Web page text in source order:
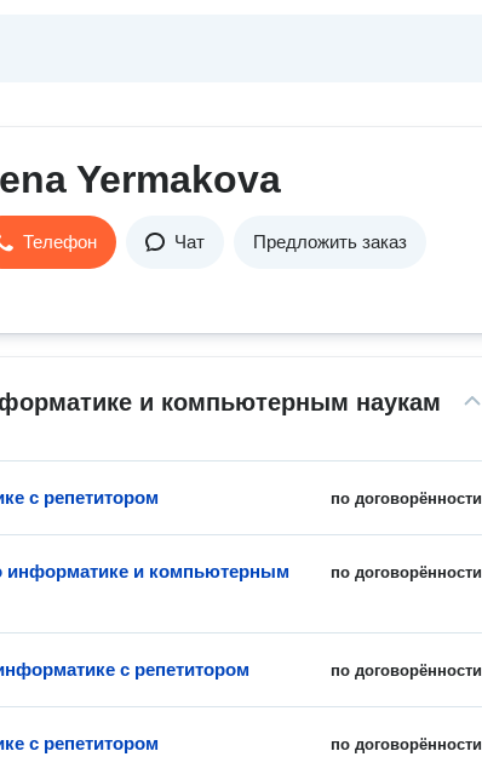
Yermakova
Телефон Чат Предложить заказ
и компьютерным наукам
по договорённости
с репетитором
по договорённости
информатике и компьютерным
по договорённости
с репетитором
по договорённости
с репетитором